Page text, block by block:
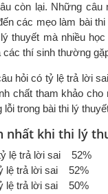
còn lại. Những
các mẹo làm bài
thuyết mà nhiều
thí sinh thường
hỏi có tỷ lệ trả lời
chất tham khảo
trong bài thi lý
nhất khi thi lý
lệ trả lời sai 52%
lệ trả lời sai 52%
lệ trả lời sai 50%